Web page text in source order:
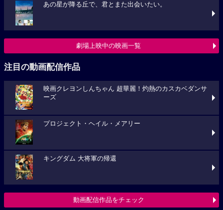
あの星が降る丘で、君とまた出会いたい。
劇場上映中の映画一覧
注目の動画配信作品
映画クレヨンしんちゃん 超華麗！灼熱のカスカベダンサ
ーズ
プロジェクト・ヘイル・メアリー
キングダム 大将軍の帰還
動画配信作品をチェック